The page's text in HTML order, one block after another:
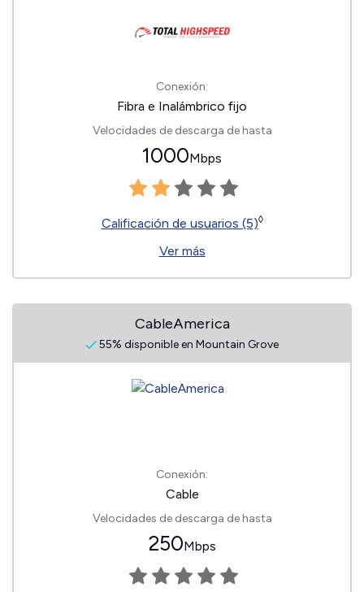
Conexión:
Fibra e Inalámbrico fijo
Velocidades de descarga de hasta
1000Mbps
Calificación de usuarios (5)◊
Ver más
CableAmerica
55% disponible en Mountain Grove
Conexión:
Cable
Velocidades de descarga de hasta
250Mbps